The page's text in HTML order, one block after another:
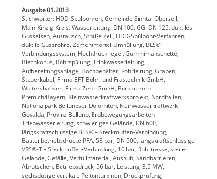
Ausgabe 01.2013
Stichwörter: HDD-Spülbohren, Gemeinde Sinntal-Oberzell,
Main-Kinzig-Kreis, Wasserleitung, DN 100, GG, DN 125, duktiles
Gusseisen, Austausch, Straße Zeil, HDD-Spülbohr-Verfahren,
duktile Gussrohre, Zementmörtel-Umhüllung, BLS®-
Verbindungssystem, Hochdruckriegel, Gummimanschette,
Blechkonus, Bohrspülung, Trinkwasserleitung,
Aufbereitungsanlage, Hochbehälter, Rohrleitung, Graben,
Steuerkabel, Firma BFT Bohr- und Frästechnik GmbH,
Waltershausen, Firma Zehe GmbH, Burkardroth-
Premich/Bayern, Kleinwasserkraftwerksprojekt, Norditalien,
Nationalpark Belluneser Dolomiten, Kleinwasserkraftwerk
Gosalda, Provinz Belluno, Erdbewegungsarbeiten,
Triebwasserleitung, schwieriges Gelände, DN 600,
längskraftschlüssige BLS® – Steckmuffen-Verbindung,
Bauteilbetriebsdrücke PFA, 58 bar, DN 500, längskraftschlüssige
VRS®-T – Steckmuffen-Verbindung, 10 bar, Rohrtrasse, steiles
Gelände, Gefälle, Verfüllmaterial, Aushub, Sandbarrieren,
Abrutschen, Betriebsdruck, 56 bar, Leistung, 3,5 MW,
sechsdüsige vertikale Peltonturbinen, Druckprüfung,